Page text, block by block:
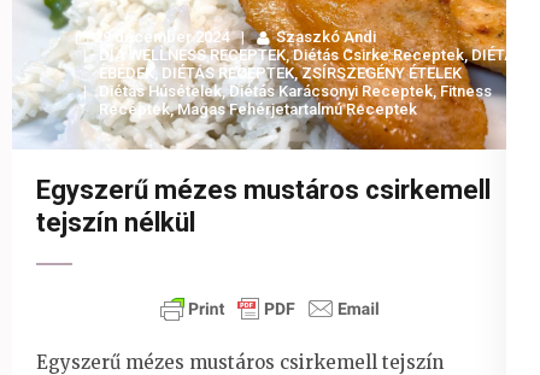
29 december 2024
Szaszkó Andi
DIA WELLNESS RECEPTEK,Diétás Csirke Receptek,DIÉTÁS
EBÉDEK , DIÉTÁS RECEPTEK,ZSÍRSZEGÉNY ÉTELEK
Diétás Húsételek,Diétás Karácsonyi Receptek,Fitness
Receptek,Magas Fehérjetartalmú Receptek
Egyszerű mézes mustáros csirkemell
tejszín nélkül
Egyszerű mézes mustáros csirkemell tejszín